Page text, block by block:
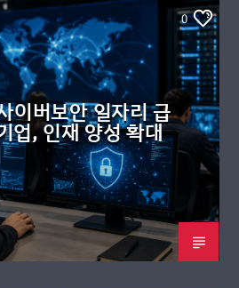
0
이버보안 일자리 급
업, 인재 양성 확대